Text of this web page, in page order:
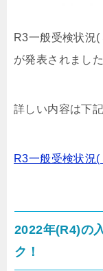
R3一般受検状況
が発表されました
詳しい内容は下
R3一般受検状況
2022年(R4)の
ク！